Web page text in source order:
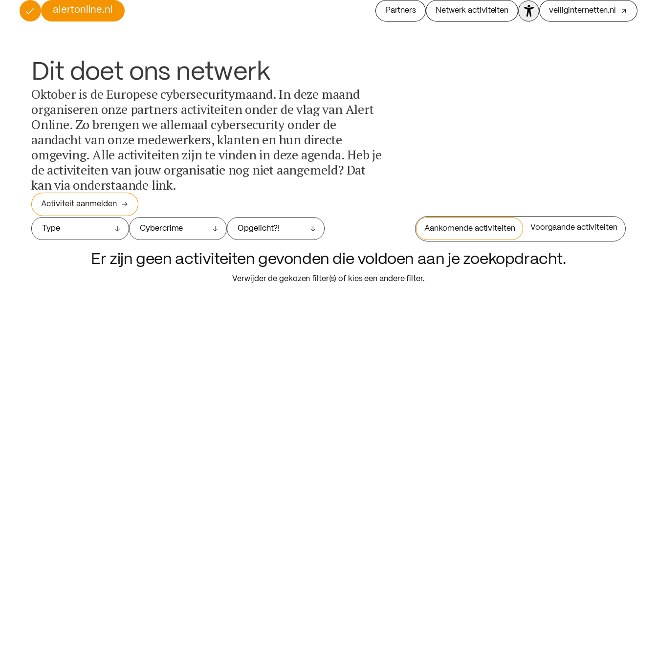
alertonline.nl Partners Netwerk activiteiten veiliginternetten.nl
Dit doet ons netwerk
Oktober is de Europese cybersecuritymaand. In deze maand
organiseren onze partners activiteiten onder de vlag van Alert
Online. Zo brengen we allemaal cybersecurity onder de
aandacht van onze medewerkers, klanten en hun directe
omgeving. Alle activiteiten zijn te vinden in deze agenda. Heb je
de activiteiten van jouw organisatie nog niet aangemeld? Dat
kan via onderstaande link.
Activiteit aanmelden
Type Cybercrime Opgelicht?! Aankomende activiteiten Voorgaande activiteiten
Er zijn geen activiteiten gevonden die voldoen aan je zoekopdracht.
Verwijder de gekozen filter(s) of kies een andere filter.